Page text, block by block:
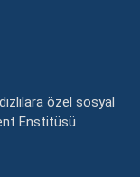
özel sosyal
Enstitüsü